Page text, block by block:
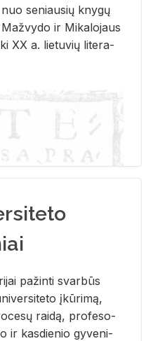
se­niau­sių kny­gų
ir Mi­ka­lo­jaus
XX a. lie­tu­vių li­te­ra­
pa­žin­ti svar­būs
įkū­ri­mą,
rai­dą, pro­fe­so­
ir kas­die­nio gy­ve­ni­